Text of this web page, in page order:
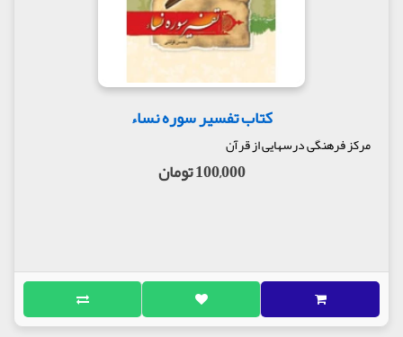
کتاب تفسیر سوره نساء
مرکز فرهنگی درسهایی از قرآن
100,000 تومان